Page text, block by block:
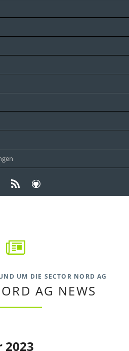
UM DIE SECTOR NORD AG
AG NEWS
2023